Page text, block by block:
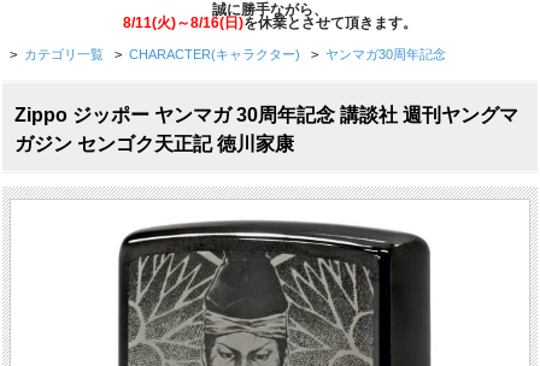
誠に勝手ながら、
8/11(火)～8/16(日)を休業とさせて頂きます。
> カテゴリ一覧 > CHARACTER(キャラクター) > ヤンマガ30周年記念
Zippo ジッポー ヤンマガ 30周年記念 講談社 週刊ヤングマ
ガジン センゴク天正記 徳川家康